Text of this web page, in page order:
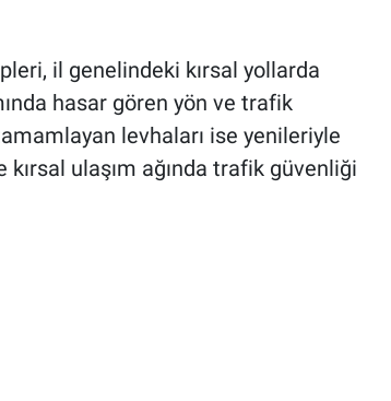
il genelindeki kırsal yollarda
hasar gören yön ve trafik
levhaları ise yenileriyle
ulaşım ağında trafik güvenliği